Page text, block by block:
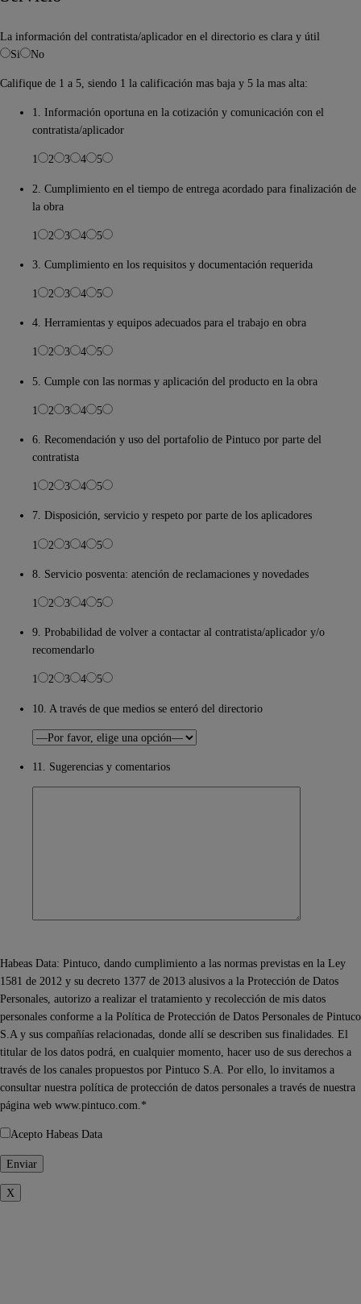
La información del contratista/aplicador en el directorio es clara y útil
Si
No
Califique de 1 a 5, siendo 1 la calificación mas baja y 5 la mas alta:
1. Información oportuna en la cotización y comunicación con el
contratista/aplicador
1 2 3 4 5
2. Cumplimiento en el tiempo de entrega acordado para finalización de
la obra
1 2 3 4 5
3. Cumplimiento en los requisitos y documentación requerida
1 2 3 4 5
4. Herramientas y equipos adecuados para el trabajo en obra
1 2 3 4 5
5. Cumple con las normas y aplicación del producto en la obra
1 2 3 4 5
6. Recomendación y uso del portafolio de Pintuco por parte del
contratista
1 2 3 4 5
7. Disposición, servicio y respeto por parte de los aplicadores
1 2 3 4 5
8. Servicio posventa: atención de reclamaciones y novedades
1 2 3 4 5
9. Probabilidad de volver a contactar al contratista/aplicador y/o
recomendarlo
1 2 3 4 5
10. A través de que medios se enteró del directorio
11. Sugerencias y comentarios
Habeas Data: Pintuco, dando cumplimiento a las normas previstas en la Ley
1581 de 2012 y su decreto 1377 de 2013 alusivos a la Protección de Datos
Personales, autorizo a realizar el tratamiento y recolección de mis datos
personales conforme a la Política de Protección de Datos Personales de Pintuco
S.A y sus compañías relacionadas, donde allí se describen sus finalidades. El
titular de los datos podrá, en cualquier momento, hacer uso de sus derechos a
través de los canales propuestos por Pintuco S.A. Por ello, lo invitamos a
consultar nuestra política de protección de datos personales a través de nuestra
página web www.pintuco.com.*
Acepto Habeas Data
X